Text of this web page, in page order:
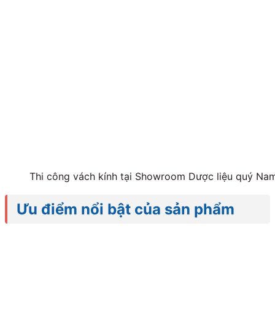
Thi công vách kính tại Showroom Dược liệu quý
Ưu điểm nổi bật của sản phẩm